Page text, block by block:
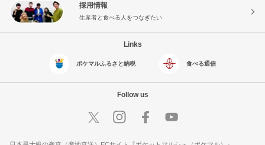
採用情報
生産者と食べる人をつなぎたい
Links
ポケマルふるさと納税 食べる通信
Follow us